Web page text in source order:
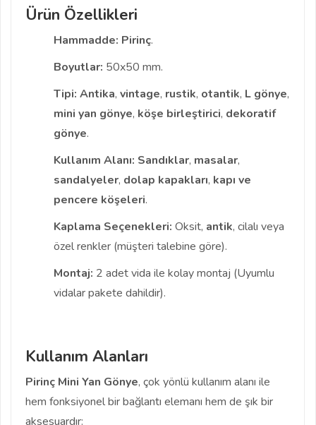
Ürün Özellikleri
Hammadde: Pirinç.
Boyutlar: 50x50 mm.
Tipi: Antika, vintage, rustik, otantik, L gönye,
mini yan gönye, köşe birleştirici, dekoratif
gönye.
Kullanım Alanı: Sandıklar, masalar,
sandalyeler, dolap kapakları, kapı ve
pencere köşeleri.
Kaplama Seçenekleri: Oksit, antik, cilalı veya
özel renkler (müşteri talebine göre).
Montaj: 2 adet vida ile kolay montaj (Uyumlu
vidalar pakete dahildir).
Kullanım Alanları
Pirinç Mini Yan Gönye, çok yönlü kullanım alanı ile
hem fonksiyonel bir bağlantı elemanı hem de şık bir
aksesuardır: